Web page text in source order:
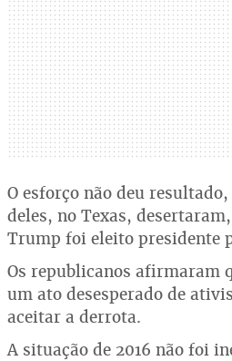
O esforço não deu
deles, no Texas,
Trump foi eleito presidente
Os republicanos afirmaram
um ato desesperado de
aceitar a derrota.
A situação de 2016 não foi